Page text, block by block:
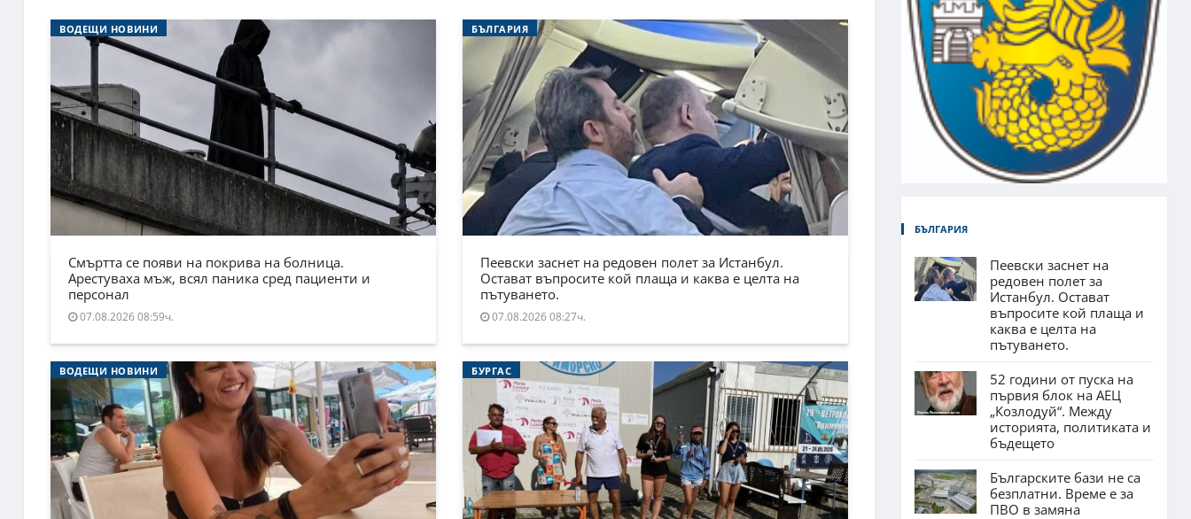
ВОДЕЩИ НОВИНИ
Смъртта се появи на покрива на болница.
Арестуваха мъж, всял паника сред пациенти и
персонал
07.08.2026 08:59ч.
БЪЛГАРИЯ
Пеевски заснет на редовен полет за Истанбул.
Остават въпросите кой плаща и каква е целта на
пътуването.
07.08.2026 08:27ч.
ВОДЕЩИ НОВИНИ БУРГАС
БЪЛГАРИЯ
Пеевски заснет на
редовен полет за
Истанбул. Остават
въпросите кой плаща и
каква е целта на
пътуването.
52 години от пуска на
първия блок на АЕЦ
„Козлодуй“. Между
историята, политиката и
бъдещето
Българските бази не са
безплатни. Време е за
ПВО в замяна